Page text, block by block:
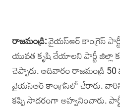
రాజమండ్రి:వైయస్ఆర్ కాంగ్రెస్
యువత కృషి చేయాలని పార్టీ జిల్లా
చెప్పారు. ఆదివారం రాజమండ్రి
వైయస్ఆర్ కాంగ్రెస్‌లో చేరారు.
కప్పి సాదరంగా అహ్వనించారు.